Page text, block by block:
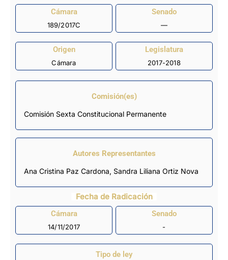
Cámara
189/2017C
Senado
—
Origen
Cámara
Legislatura
2017-2018
Comisión(es)
Comisión Sexta Constitucional Permanente
Autores Representantes
Ana Cristina Paz Cardona, Sandra Liliana Ortiz Nova
Fecha de Radicación
Cámara
14/11/2017
Senado
-
Tipo de ley